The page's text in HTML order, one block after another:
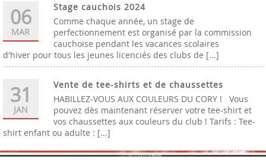
06
MAR
Stage cauchois 2024
Comme chaque année, un stage de
perfectionnement est organisé par la commission
cauchoise pendant les vacances scolaires
d'hiver pour tous les jeunes licenciés des clubs de [...]
31
JAN
Vente de tee-shirts et de chaussettes
HABILLEZ-VOUS AUX COULEURS DU CORY ! Vous
pouvez dès maintenant réserver votre tee-shirt et
vos chaussettes aux couleurs du club ! Tarifs : Tee-
shirt enfant ou adulte : [...]